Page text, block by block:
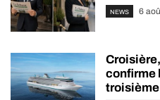
NEWS 6
confirme